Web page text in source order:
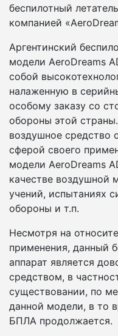
беспилотный
компанией
Аргентинский
модели AeroDreams
собой
налаженную в
особому заказу со
обороны этой
воздушное средство
сферой своего
модели AeroDreams
качестве воздушной
учений, испытаниях
обороны и т.п.
Несмотря на
применения, данный
аппарат является
средством, в
существовании, по
данной модели, в то
БПЛА продолжается.